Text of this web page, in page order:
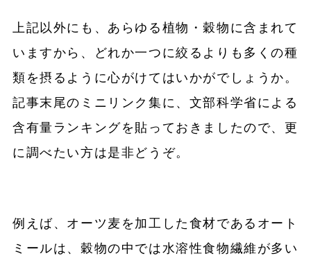
上記以外にも、あらゆる植物・穀物に含まれて
いますから、どれか一つに絞るよりも多くの種
類を摂るように心がけてはいかがでしょうか。
記事末尾のミニリンク集に、文部科学省による
含有量ランキングを貼っておきましたので、更
に調べたい方は是非どうぞ。
例えば、オーツ麦を加工した食材であるオート
ミールは、穀物の中では水溶性食物繊維が多い